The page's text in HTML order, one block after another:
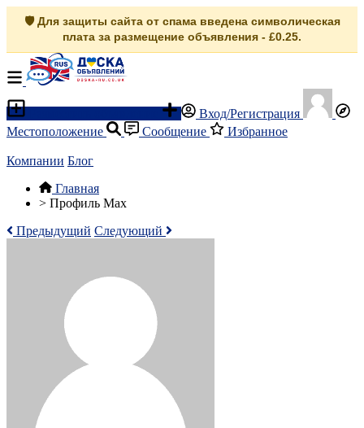
🛡️ Для защиты сайта от спама введена символическая
плата за размещение объявления - £0.25.
Вход/Регистрация
Местоположение
Сообщение Избранное
Компании Блог
Главная
> Профиль Max
Предыдущий Следующий